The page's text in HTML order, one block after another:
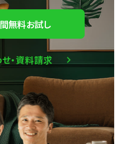
無料お試し
・資料請求